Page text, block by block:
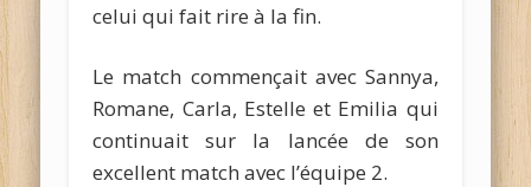
celui qui fait rire à la fin.
Le match commençait avec Sannya,
Romane, Carla, Estelle et Emilia qui
continuait sur la lancée de son
excellent match avec l’équipe 2.